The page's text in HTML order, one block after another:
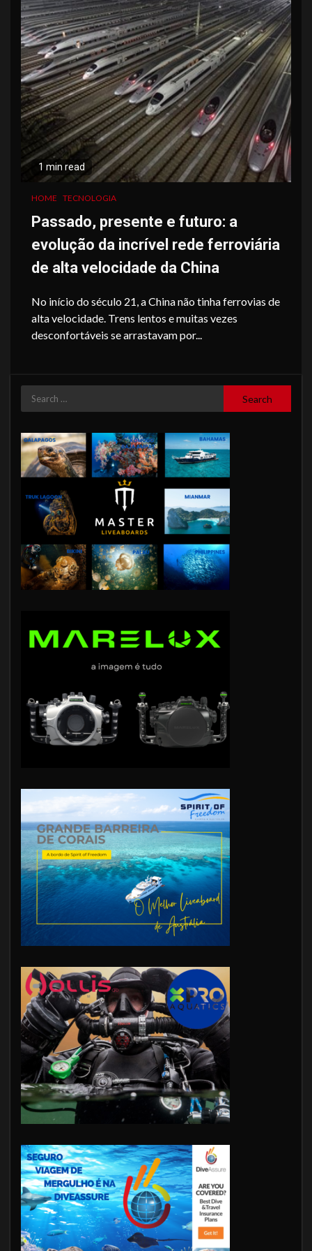
1 min read
HOME TECNOLOGIA
Passado, presente e futuro: a
evolução da incrível rede ferroviária
de alta velocidade da China
No início do século 21, a China não tinha ferrovias de
alta velocidade. Trens lentos e muitas vezes
desconfortáveis ​​se arrastavam por...
Search
for: